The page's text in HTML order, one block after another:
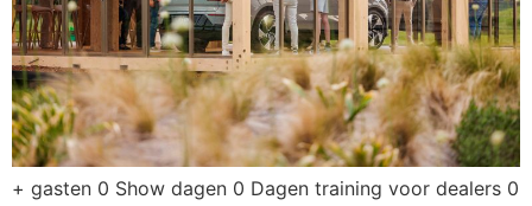
+ gasten 0 Show dagen 0 Dagen training voor dealers 0